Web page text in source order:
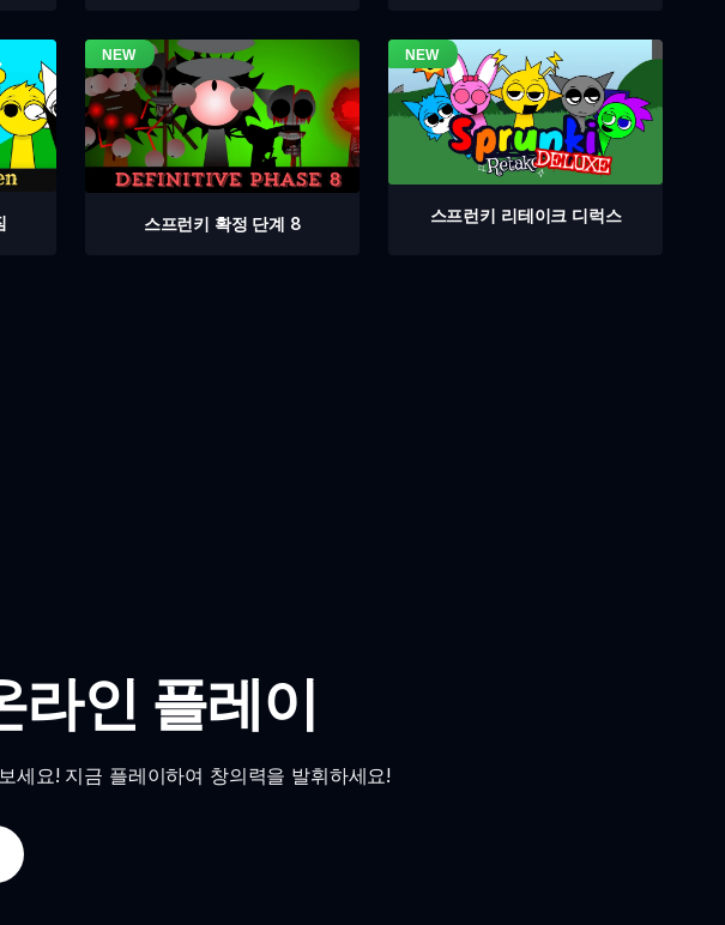
스프런키 확정 단계 8 스프런키 리테이크 디럭스
인 플레이
세요! 지금 플레이하여 창의력을 발휘하세요!